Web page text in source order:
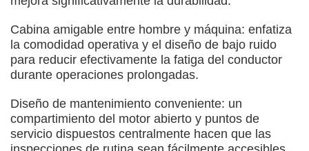
Cabina amigable entre hombre y máquina: enfatiza
la comodidad operativa y el diseño de bajo ruido
para reducir efectivamente la fatiga del conductor
durante operaciones prolongadas.
Diseño de mantenimiento conveniente: un
compartimiento del motor abierto y puntos de
servicio dispuestos centralmente hacen que las